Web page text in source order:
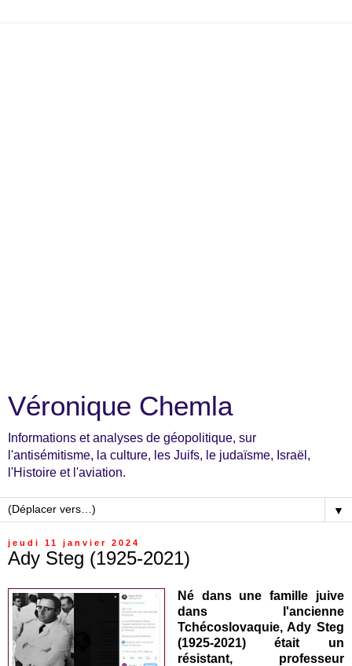
Véronique Chemla
Informations et analyses de géopolitique, sur
l'antisémitisme, la culture, les Juifs, le judaïsme, Israël,
l'Histoire et l'aviation.
▼
jeudi 11 janvier 2024
Ady Steg (1925-2021)
Né dans une famille juive
dans l'ancienne
Tchécoslovaquie, Ady Steg
(1925-2021) était un
résistant, professeur